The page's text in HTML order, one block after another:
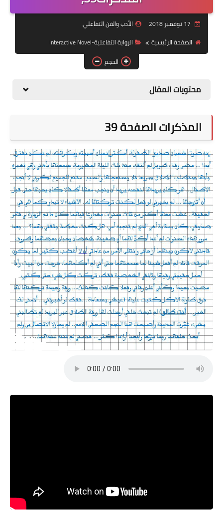
المسرح التفاعلي
أدب الطفل التفاعلي
الفيلم التفاعلي
المقامة التفاعلية
الأدب والفن التفاعلي
الصفحة الرئيسية
الرواية التفاعلية-Interactive Novel
الحجم
محتويات المقال
المذكرات الصفحة 39